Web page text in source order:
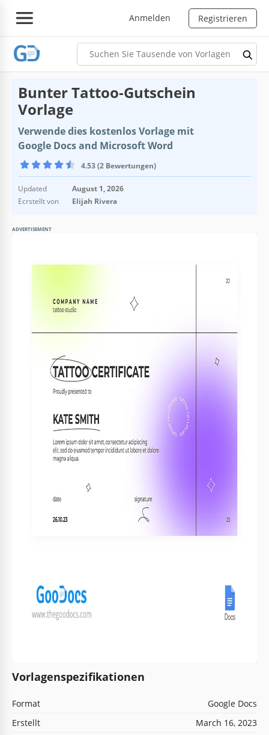
Anmelden Registrieren
Bunter Tattoo-Gutschein
Vorlage
Verwende dies kostenlos Vorlage mit
Google Docs and Microsoft Word
4.53 (2 Bewertungen)
Updated
August 1, 2026
Ecrstellt von
Elijah Rivera
ADVERTISEMENT
Vorlagenspezifikationen
Format
Google Docs
Erstellt
March 16, 2023